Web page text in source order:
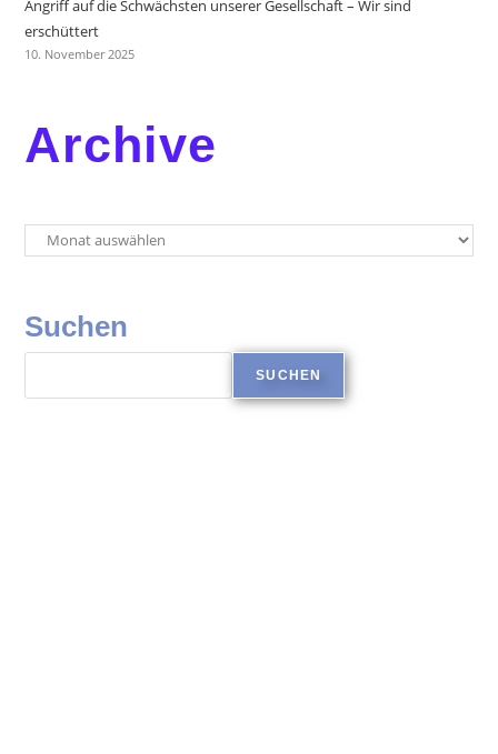
Angriff auf die Schwächsten unserer Gesellschaft – Wir sind
erschüttert
10. November 2025
Archive
Suchen
SUCHEN